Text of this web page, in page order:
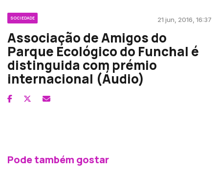
SOCIEDADE 21 jun, 2016, 16:37
Associação de Amigos do
Parque Ecológico do Funchal é
distinguida com prémio
internacional (Áudio)
Pode também gostar